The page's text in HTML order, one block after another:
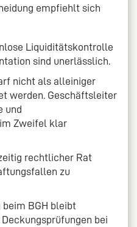
empfiehlt sich
Liquiditätskontrolle
sind unerlässlich.
nicht als alleiniger
werden. Geschäftsleiter
und
Zweifel klar
rechtlicher Rat
zu
BGH bleibt
bei